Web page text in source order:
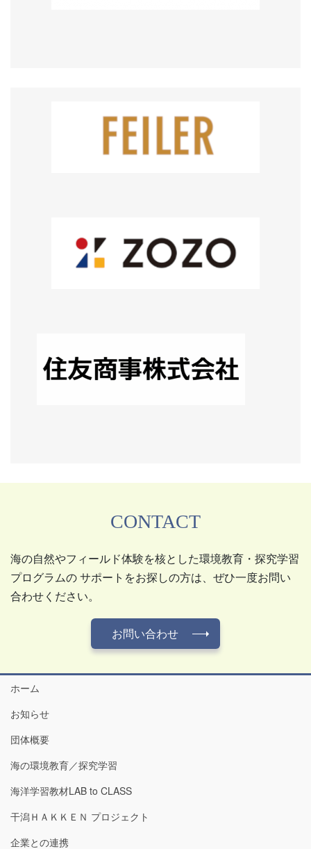
CONTACT
海の自然やフィールド体験を核とした環境教育・探究学習
プログラムの サポートをお探しの方は、ぜひ一度お問い
合わせください。
お問い合わせ
ホーム
お知らせ
団体概要
海の環境教育／探究学習
海洋学習教材LAB to CLASS
干潟ＨＡＫＫＥＮ プロジェクト
企業との連携